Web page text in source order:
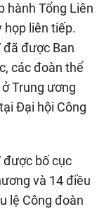
hành Tổng Liên
họp liên tiếp.
đã được Ban
các đoàn thể
Trung ương
Đại hội Công
được bố cục
và 14 điều
lệ Công đoàn